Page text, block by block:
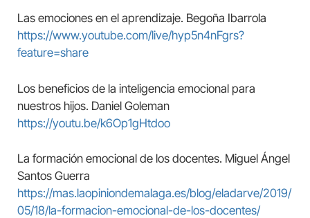
Las emociones en el aprendizaje. Begoña Ibarrola
https://www.youtube.com/live/hyp5n4nFgrs?
feature=share
Los beneficios de la inteligencia emocional para
nuestros hijos. Daniel Goleman
https://youtu.be/k6Op1gHtdoo
La formación emocional de los docentes. Miguel Ángel
Santos Guerra
https://mas.laopiniondemalaga.es/blog/eladarve/2019/
05/18/la-formacion-emocional-de-los-docentes/